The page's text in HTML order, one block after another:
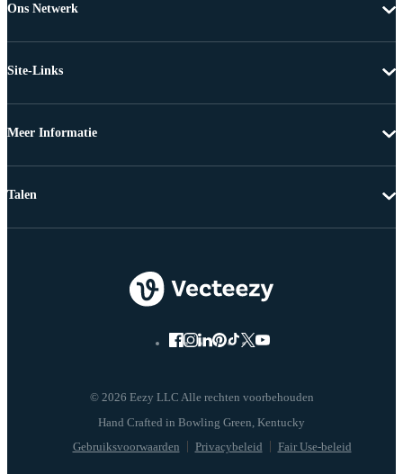
Ons Netwerk
Site-Links
Meer Informatie
© 2026 Eezy LLC Alle rechten voorbehouden
Gebruiksvoorwaarden Privacybeleid Fair Use-beleid
Talen